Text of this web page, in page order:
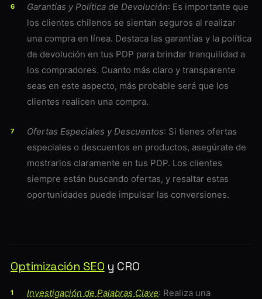
Garantías y Política de Devolución: Es importante que
los clientes chilenos se sientan seguros al realizar
una compra en línea. Destaca las garantías y la política
de devolución en tus PDP para brindar tranquilidad a
los compradores. Cuanto más claro y transparente
seas en este aspecto, más probable será que los
clientes realicen una compra.
Ofertas Especiales y Descuentos: Si tienes ofertas
especiales o descuentos en productos, asegúrate de
mostrarlos claramente en tus PDP. Los clientes
siempre están buscando ofertas, y resaltar estas
oportunidades puede impulsar las conversiones.
Optimización SEO y CRO
Investigación de Palabras Clave: Realiza una